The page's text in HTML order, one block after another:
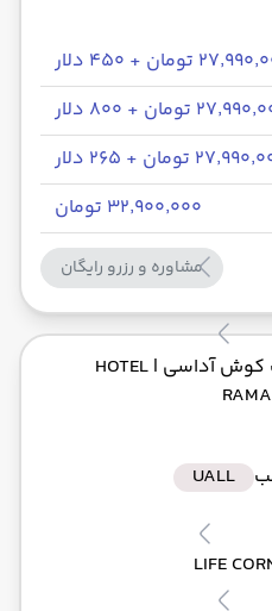
تومان + ۴۵۰ دلار
تومان + ۸۰۰ دلار
تومان + ۲۶۵ دلار
۳۲٬۹۰۰٬۰۰۰ تومان
مشاوره و رزرو رایگان
کوش آداسی | HOTEL
UALL